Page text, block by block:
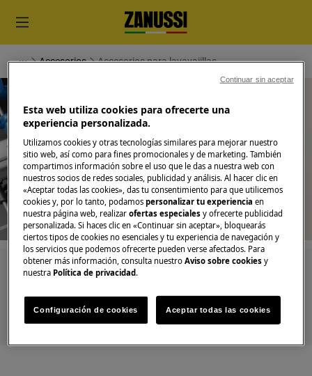
Accesorios Accesorios para lavavajillas
Apoyo para Accesorios para
lavavajillas
Busca entre nuestros artículos de soporte
Esta web utiliza cookies para ofrecerte una
experiencia personalizada.
Utilizamos cookies y otras tecnologías similares para mejorar nuestro
sitio web, así como para fines promocionales y de marketing. También
compartimos información sobre el uso que le das a nuestra web con
nuestros socios de redes sociales, publicidad y análisis. Al hacer clic en
«Aceptar todas las cookies», das tu consentimiento para que utilicemos
cookies y, por lo tanto, podamospersonalizar tu experienciaen
nuestra página web, realizarofertas especiales y ofrecerte publicidad
personalizada. Si haces clic en «Continuar sin aceptar», bloquearás
ciertos tipos de cookies no esenciales y tu experiencia de navegación y
los servicios que podemos ofrecerte pueden verse afectados. Para
obtener más información, consulta nuestroAviso sobre cookies y
nuestra Política de privacidad.
Configuración de cookies Aceptar todas las cookies
Continuar sin aceptar